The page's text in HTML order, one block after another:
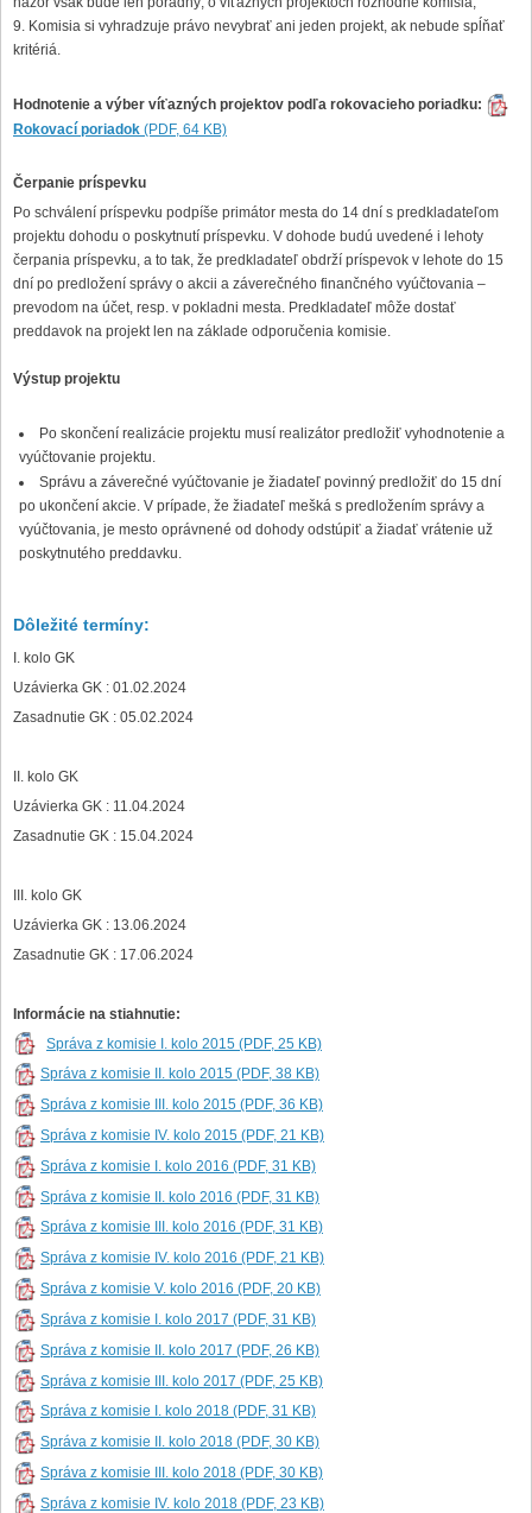
Komisia si vyhradzuje právo nevybrať ani jeden projekt, ak nebude spĺňať
kritériá.
Hodnotenie a výber víťazných projektov podľa rokovacieho poriadku:
Rokovací poriadok (PDF, 64 KB)
Čerpanie príspevku
Po schválení príspevku podpíše primátor mesta do 14 dní s predkladateľom
projektu dohodu o poskytnutí príspevku. V dohode budú uvedené i lehoty
čerpania príspevku, a to tak, že predkladateľ obdrží príspevok v lehote do 15
dní po predložení správy o akcii a záverečného finančného vyúčtovania –
prevodom na účet, resp. v pokladni mesta. Predkladateľ môže dostať
preddavok na projekt len na základe odporučenia komisie.
Výstup projektu
Po skončení realizácie projektu musí realizátor predložiť vyhodnotenie a
vyúčtovanie projektu.
Správu a záverečné vyúčtovanie je žiadateľ povinný predložiť do 15 dní
po ukončení akcie. V prípade, že žiadateľ mešká s predložením správy a
vyúčtovania, je mesto oprávnené od dohody odstúpiť a žiadať vrátenie už
poskytnutého preddavku.
Dôležité termíny:
I. kolo GK
Uzávierka GK : 01.02.2024
Zasadnutie GK : 05.02.2024
II. kolo GK
Uzávierka GK : 11.04.2024
Zasadnutie GK : 15.04.2024
III. kolo GK
Uzávierka GK : 13.06.2024
Zasadnutie GK : 17.06.2024
Informácie na stiahnutie:
Správa z komisie I. kolo 2015 (PDF, 25 KB)
Správa z komisie II. kolo 2015 (PDF, 38 KB)
Správa z komisie III. kolo 2015 (PDF, 36 KB)
Správa z komisie IV. kolo 2015 (PDF, 21 KB)
Správa z komisie I. kolo 2016 (PDF, 31 KB)
Správa z komisie II. kolo 2016 (PDF, 31 KB)
Správa z komisie III. kolo 2016 (PDF, 31 KB)
Správa z komisie IV. kolo 2016 (PDF, 21 KB)
Správa z komisie V. kolo 2016 (PDF, 20 KB)
Správa z komisie I. kolo 2017 (PDF, 31 KB)
Správa z komisie II. kolo 2017 (PDF, 26 KB)
Správa z komisie III. kolo 2017 (PDF, 25 KB)
Správa z komisie I. kolo 2018 (PDF, 31 KB)
Správa z komisie II. kolo 2018 (PDF, 30 KB)
Správa z komisie III. kolo 2018 (PDF, 30 KB)
Správa z komisie IV. kolo 2018 (PDF, 23 KB)